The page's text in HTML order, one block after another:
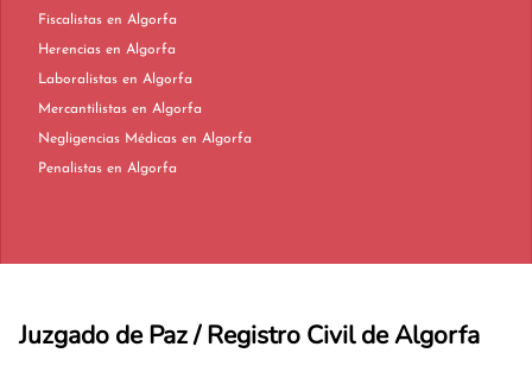
Fiscalistas en Algorfa
Herencias en Algorfa
Laboralistas en Algorfa
Mercantilistas en Algorfa
Negligencias Médicas en Algorfa
Penalistas en Algorfa
Juzgado de Paz / Registro Civil de Algorfa